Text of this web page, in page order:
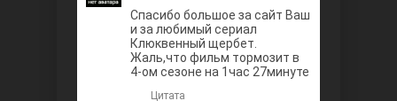
Спасибо большое за сайт Ваш
и за любимый сериал
Клюквенный щербет.
Жаль,что фильм тормозит в
4-ом сезоне на 1час 27минуте
Цитата